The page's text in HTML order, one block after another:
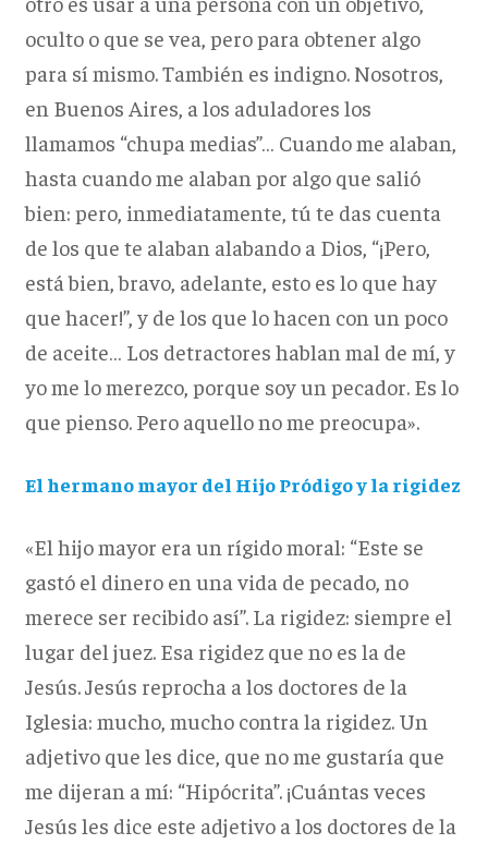
oculto o que se vea, pero para obtener algo
para sí mismo. También es indigno. Nosotros,
en Buenos Aires, a los aduladores los
llamamos “chupa medias”… Cuando me alaban,
hasta cuando me alaban por algo que salió
bien: pero, inmediatamente, tú te das cuenta
de los que te alaban alabando a Dios, “¡Pero,
está bien, bravo, adelante, esto es lo que hay
que hacer!”, y de los que lo hacen con un poco
de aceite… Los detractores hablan mal de mí, y
yo me lo merezco, porque soy un pecador. Es lo
que pienso. Pero aquello no me preocupa».
El hermano mayor del Hijo Pródigo y la rigidez
«El hijo mayor era un rígido moral: “Este se
gastó el dinero en una vida de pecado, no
merece ser recibido así”. La rigidez: siempre el
lugar del juez. Esa rigidez que no es la de
Jesús. Jesús reprocha a los doctores de la
Iglesia: mucho, mucho contra la rigidez. Un
adjetivo que les dice, que no me gustaría que
me dijeran a mí: “Hipócrita”. ¡Cuántas veces
Jesús les dice este adjetivo a los doctores de la